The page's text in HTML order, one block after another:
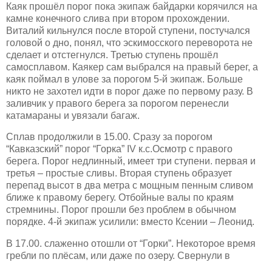
Каяк прошёл порог пока экипаж байдарки корячился на
камне конечного слива при втором прохождении.
Виталий кильнулся после второй ступени, постучался
головой о дно, понял, что эскимосского переворота не
сделает и отстегнулся. Третью ступень прошёл
самосплавом. Каякер сам выбрался на правый берег, а
каяк поймал в улове за порогом 5-й экипаж. Больше
никто не захотел идти в порог даже по первому разу. В
заливчик у правого берега за порогом перенесли
катамараны и увязали багаж.
Сплав продолжили в 15.00. Сразу за порогом
“Кавказский” порог “Горка” IV к.с.Осмотр с правого
берега. Порог недлинный, имеет три ступени. первая и
третья – простые сливы. Вторая ступень образует
перепад высот в два метра с мощным пенным сливом
ближе к правому берегу. Отбойные валы по краям
стремнины. Порог прошли без проблем в обычном
порядке. 4-й экипаж усилили: вместо Ксении – Леонид.
В 17.00. слаженно отошли от “Горки”. Некоторое время
гребли по плёсам, или даже по озеру. Свернули в